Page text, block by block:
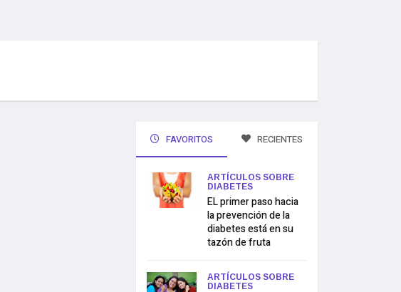
FAVORITOS RECIENTES
ARTÍCULOS SOBRE
DIABETES
EL primer paso hacia
la prevención de la
diabetes está en su
tazón de fruta
ARTÍCULOS SOBRE
DIABETES